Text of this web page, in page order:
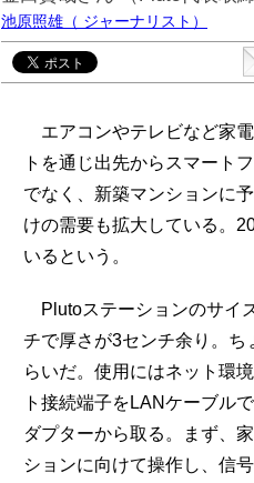
池原照雄 （ ジャーナリスト）
エアコンやテレビなど家
トを通じ出先からスマート
でなく、新築マンションに
けの需要も拡大している。
いるという。
Plutoステーションのサイ
チで厚さが3センチ余り。ち
らいだ。使用にはネット環
ト接続端子をLANケーブル
ダプターから取る。まず、
ションに向けて操作し、信